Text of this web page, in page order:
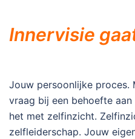
Innervisie
Jouw persoonlijke proces.
vraag bij een behoefte
het met zelfinzicht.
zelfleiderschap. Jouw